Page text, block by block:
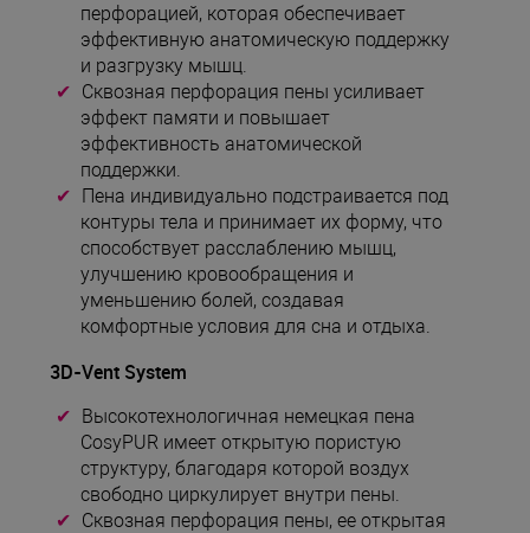
перфорацией, которая обеспечивает
эффективную анатомическую поддержку
и разгрузку мышц.
Сквозная перфорация пены усиливает
эффект памяти и повышает
эффективность анатомической
поддержки.
Пена индивидуально подстраивается под
контуры тела и принимает их форму, что
способствует расслаблению мышц,
улучшению кровообращения и
уменьшению болей, создавая
комфортные условия для сна и отдыха.
3D-Vent System
Высокотехнологичная немецкая пена
CosyPUR имеет открытую пористую
структуру, благодаря которой воздух
свободно циркулирует внутри пены.
Сквозная перфорация пены, ее открытая